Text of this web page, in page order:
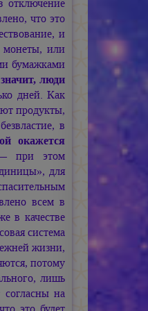
отключение
что это
и
монеты, или
бумажками
люди
дней. Как
продукты,
в
окажется
при этом
для
всем в
в качестве
система
жизни,
потому
лишь
на